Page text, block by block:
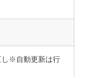
し※自動更新は行